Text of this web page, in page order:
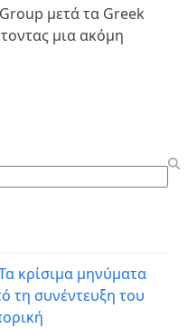
μετά τα Greek
μια ακόμη
κρίσιμα μηνύματα
τη συνέντευξη του